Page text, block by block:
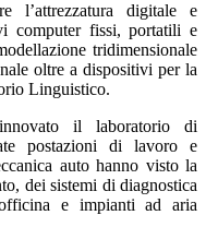
l’attrezzatura digitale e
computer fissi, portatili e
tridimensionale
oltre a dispositivi per la
Linguistico.
il laboratorio di
postazioni di lavoro e
auto hanno visto la
dei sistemi di diagnostica
e impianti ad aria